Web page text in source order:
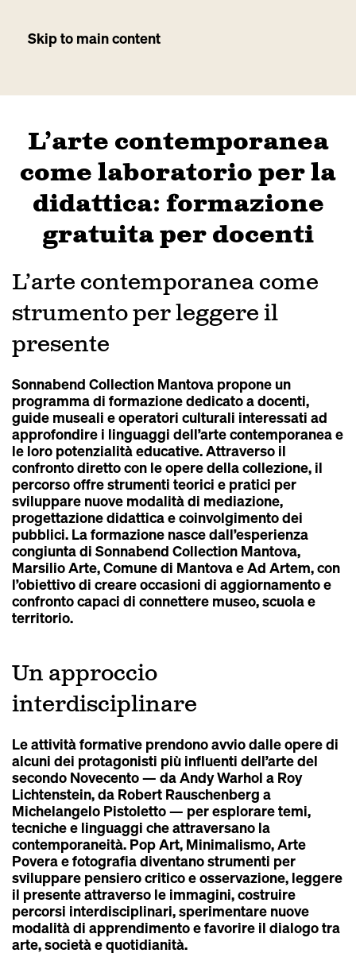
Skip to main content
L’arte contemporanea
come laboratorio per la
didattica: formazione
gratuita per docenti
L’arte contemporanea come
strumento per leggere il
presente
Sonnabend Collection Mantova propone un
programma di formazione dedicato a docenti,
guide museali e operatori culturali interessati ad
approfondire i linguaggi dell’arte contemporanea e
le loro potenzialità educative. Attraverso il
confronto diretto con le opere della collezione, il
percorso offre strumenti teorici e pratici per
sviluppare nuove modalità di mediazione,
progettazione didattica e coinvolgimento dei
pubblici. La formazione nasce dall’esperienza
congiunta di Sonnabend Collection Mantova,
Marsilio Arte, Comune di Mantova e Ad Artem, con
l’obiettivo di creare occasioni di aggiornamento e
confronto capaci di connettere museo, scuola e
territorio.
Un approccio
interdisciplinare
Le attività formative prendono avvio dalle opere di
alcuni dei protagonisti più influenti dell’arte del
secondo Novecento — da Andy Warhol a Roy
Lichtenstein, da Robert Rauschenberg a
Michelangelo Pistoletto — per esplorare temi,
tecniche e linguaggi che attraversano la
contemporaneità. Pop Art, Minimalismo, Arte
Povera e fotografia diventano strumenti per
sviluppare pensiero critico e osservazione, leggere
il presente attraverso le immagini, costruire
percorsi interdisciplinari, sperimentare nuove
modalità di apprendimento e favorire il dialogo tra
arte, società e quotidianità.